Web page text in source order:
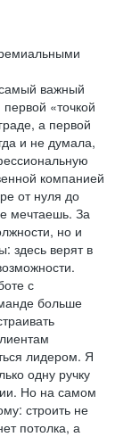
важный
«точкой
а первой
и не думала,
компанией
от нуля до
мечтаешь. За
но и
здесь верят в
с
больше
лидером. Я
одну ручку
Но на самом
строить не
потолка, а